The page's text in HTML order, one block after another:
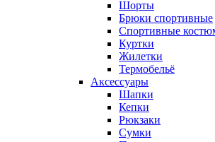
Шорты
Брюки спортивные
Спортивные
Куртки
Жилетки
Термобельё
Аксессуары
Шапки
Кепки
Рюкзаки
Сумки